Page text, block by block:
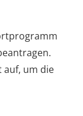
auf, um die